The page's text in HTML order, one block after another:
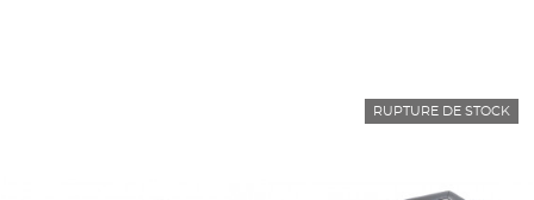
RUPTURE DE STOCK